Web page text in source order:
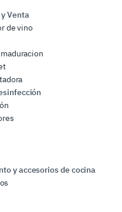
Venta
de vino
y accesorios de cocina